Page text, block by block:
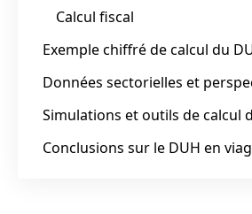
Calcul fiscal
Exemple chiffré de calcul du
Données sectorielles et
Simulations et outils de calcul
Conclusions sur le DUH en